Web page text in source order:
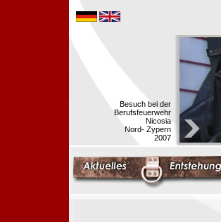
Besuch bei der
Berufsfeuerwehr
Nicosia
Nord- Zypern
2007